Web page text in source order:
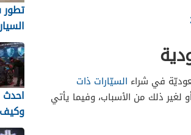
في شراء السيّارات ذات
لغير ذلك من الأسباب، وفيما يأتي